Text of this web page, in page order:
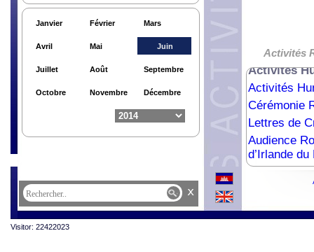
Janvier Février Mars
Avril Mai Juin
Juillet Août Septembre
Octobre Novembre Décembre
Activités
Audience
Activités
Activités
Cérémonie
Lettres de
Audience
d’Irlande du
x
Visitor: 22422023